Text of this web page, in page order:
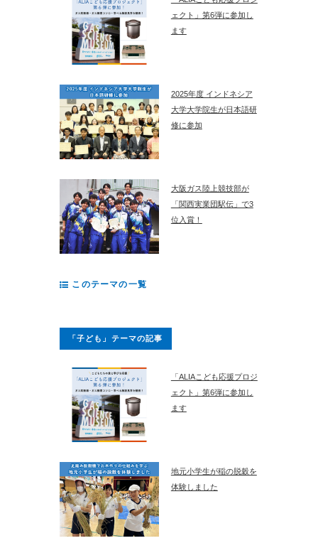
ェクト」第6弾に参加し
ます
2025年度 インドネシア
大学大学院生が日本語研
修に参加
大阪ガス陸上競技部が
「関西実業団駅伝」で3
位入賞！
このテーマの一覧
「子ども」テーマの記事
「ALIAこども応援プロジ
ェクト」第6弾に参加し
ます
地元小学生が稲の脱穀を
体験しました